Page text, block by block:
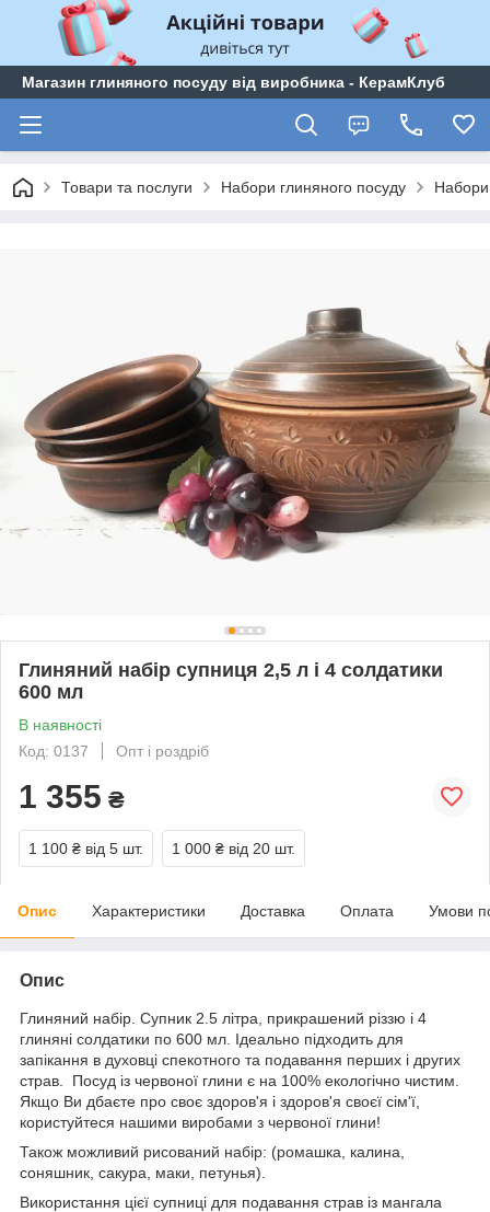
Магазин глиняного посуду від виробника - КерамКлуб
Товари та послуги Набори глиняного посуду Набори
Глиняний набір супниця 2,5 л і 4 солдатики
600 мл
В наявності
Код: 0137
Опт і роздріб
1 355 ₴
1 100 ₴ від 5 шт. 1 000 ₴ від 20 шт.
Опис Характеристики Доставка Оплата Умови
Опис
Глиняний набір. Супник 2.5 літра, прикрашений різзю і 4
глиняні солдатики по 600 мл. Ідеально підходить для
запікання в духовці спекотного та подавання перших і других
страв. Посуд із червоної глини є на 100% екологічно чистим.
Якщо Ви дбаєте про своє здоров'я і здоров'я своєї сім'ї,
користуйтеся нашими виробами з червоної глини!
Також можливий рисований набір: (ромашка, калина,
соняшник, сакура, маки, петунья).
Використання цієї супниці для подавання страв із мангала